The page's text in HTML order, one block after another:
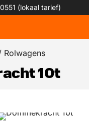
(lokaal tarief)
Rolwagens
10t